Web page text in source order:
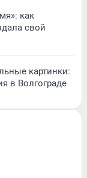
как
свой
картинки:
в Волгограде